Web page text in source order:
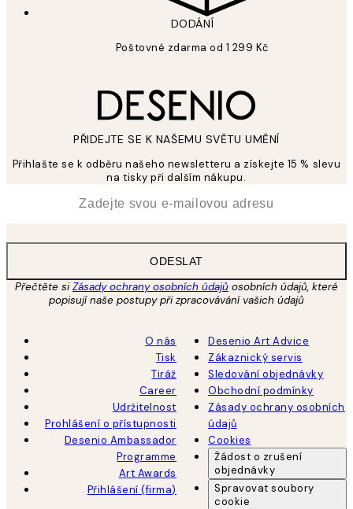
DODÁNÍ
Poštovné zdarma od 1 299 Kč
PŘIDEJTE SE K NAŠEMU SVĚTU UMĚNÍ
Přihlašte se k odběru našeho newsletteru a získejte 15 % slevu
na tisky při dalším nákupu.
ODESLAT
Přečtěte siZásady ochrany osobních údajů osobních údajů, které
popisují naše postupy při zpracovávání vašich údajů
O nás
Tisk
Tiráž
Career
Udržitelnost
Prohlášení o přístupnosti
Desenio Ambassador
Programme
Art Awards
Přihlášení (firma)
Desenio Art Advice
Zákaznický servis
Sledování objednávky
Obchodní podmínky
Zásady ochrany osobních
údajů
Cookies
Žádost o zrušení
objednávky
Spravovat soubory
cookie